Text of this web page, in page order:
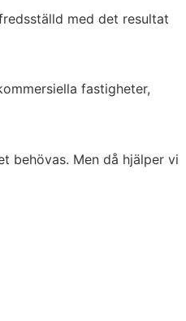
med det resultat
fastigheter,
behövas. Men då hjälper vi